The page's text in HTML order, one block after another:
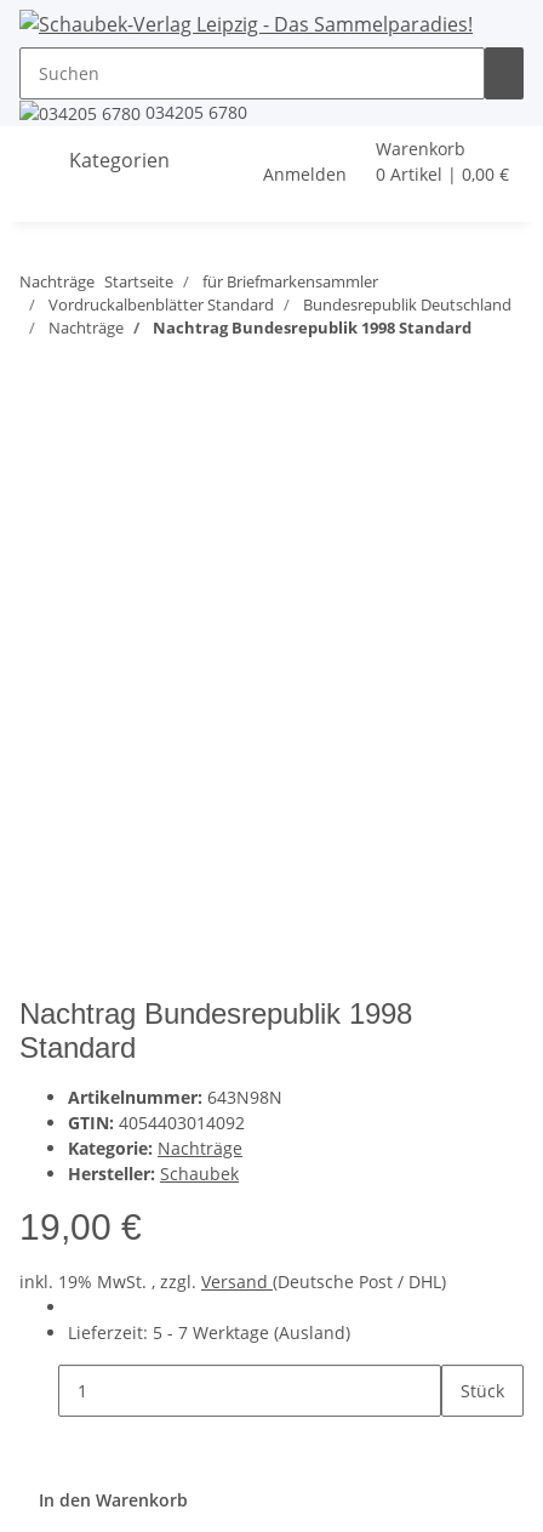
034205 6780
Kategorien
Anmelden
Warenkorb
0 Artikel | 0,00 €
Nachträge Startseite
für Briefmarkensammler
Vordruckalbenblätter Standard
Bundesrepublik Deutschland
Nachträge
Nachtrag Bundesrepublik 1998 Standard
Nachtrag Bundesrepublik 1998
Standard
Artikelnummer: 643N98N
GTIN: 4054403014092
Kategorie: Nachträge
Hersteller: Schaubek
19,00 €
inkl. 19% MwSt. , zzgl. Versand (Deutsche Post / DHL)
Lieferzeit: 5 - 7 Werktage (Ausland)
Stück
In den Warenkorb